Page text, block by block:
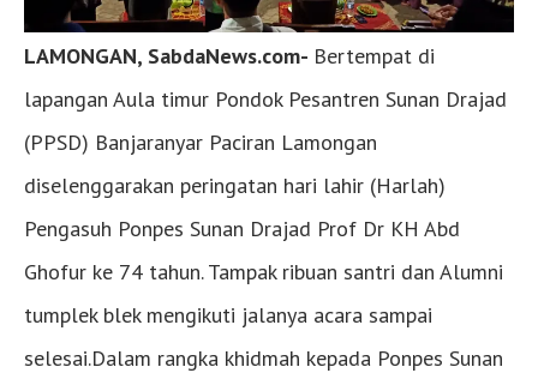
LAMONGAN, SabdaNews.com- Bertempat di
lapangan Aula timur Pondok Pesantren Sunan Drajad
(PPSD) Banjaranyar Paciran Lamongan
diselenggarakan peringatan hari lahir (Harlah)
Pengasuh Ponpes Sunan Drajad Prof Dr KH Abd
Ghofur ke 74 tahun. Tampak ribuan santri dan Alumni
tumplek blek mengikuti jalanya acara sampai
selesai.Dalam rangka khidmah kepada Ponpes Sunan